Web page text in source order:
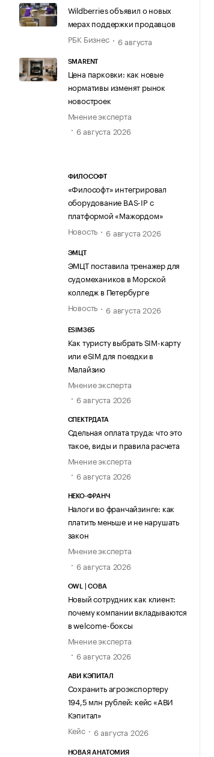
Wildberries объявил о новых
мерах поддержки продавцов
РБК Бизнес
6 августа
SMARENT
Цена парковки: как новые
нормативы изменят рынок
новостроек
Мнение эксперта
6 августа 2026
ФИЛОСОФТ
«Философт» интегрировал
оборудование BAS-IP с
платформой «Мажордом»
Новость
6 августа 2026
ЭМЦТ
ЭМЦТ поставила тренажер для
судомехаников в Морской
колледж в Петербурге
Новость
6 августа 2026
ESIM365
Как туристу выбрать SIM-карту
или eSIM для поездки в
Малайзию
Мнение эксперта
6 августа 2026
СПЕКТРДАТА
Сдельная оплата труда: что это
такое, виды и правила расчета
Мнение эксперта
6 августа 2026
НЕКО-ФРАНЧ
Налоги во франчайзинге: как
платить меньше и не нарушать
закон
Мнение эксперта
6 августа 2026
OWL | СОВА
Новый сотрудник как клиент:
почему компании вкладываются
в welcome-боксы
Мнение эксперта
6 августа 2026
АВИ КЭПИТАЛ
Сохранить агроэкспортеру
194,5 млн рублей: кейс «АВИ
Кэпитал»
Кейс
6 августа 2026
НОВАЯ АНАТОМИЯ